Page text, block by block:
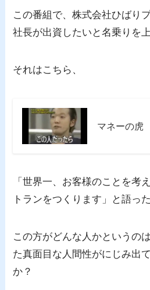
この番組で、株式会社ひばり
社長が出資したいと名乗りを
それはこちら、
マネーの虎
「世界一、お客様のことを考
トランをつくります」と語っ
この方がどんな人かというの
た真面目な人間性がにじみ出
か？